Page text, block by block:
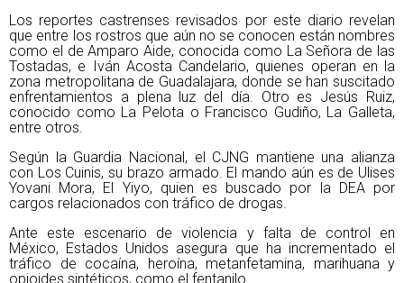
Los reportes castrenses revisados por este diario revelan
que entre los rostros que aún no se conocen están nombres
como el de Amparo Aide, conocida como La Señora de las
Tostadas, e Iván Acosta Candelario, quienes operan en la
zona metropolitana de Guadalajara, donde se han suscitado
enfrentamientos a plena luz del día. Otro es Jesús Ruiz,
conocido como La Pelota o Francisco Gudiño, La Galleta,
entre otros.
Según la Guardia Nacional, el CJNG mantiene una alianza
con Los Cuinis, su brazo armado. El mando aún es de Ulises
Yovani Mora, El Yiyo, quien es buscado por la DEA por
cargos relacionados con tráfico de drogas.
Ante este escenario de violencia y falta de control en
México, Estados Unidos asegura que ha incrementado el
tráfico de cocaína, heroína, metanfetamina, marihuana y
opioides sintéticos, como el fentanilo.